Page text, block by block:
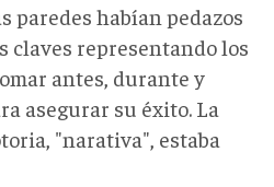
paredes habían pedazos
claves representando los
antes, durante y
asegurar su éxito. La
"narativa", estaba